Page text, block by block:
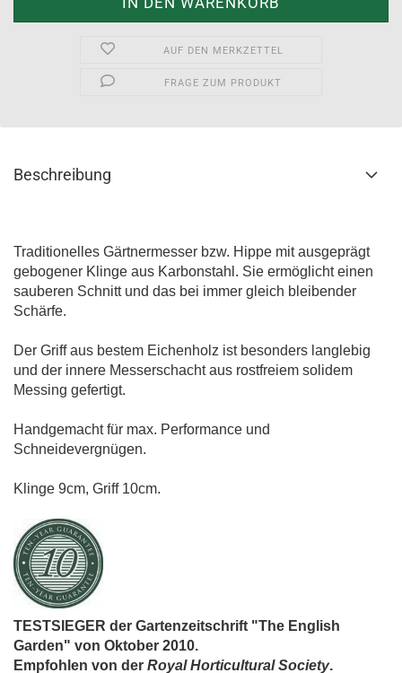
AUF DEN MERKZETTEL
FRAGE ZUM PRODUKT
Beschreibung
Traditionelles Gärtnermesser bzw. Hippe mit ausgeprägt
gebogener Klinge aus Karbonstahl. Sie ermöglicht einen
sauberen Schnitt und das bei immer gleich bleibender
Schärfe.
Der Griff aus bestem Eichenholz ist besonders langlebig
und der innere Messerschacht aus rostfreiem solidem
Messing gefertigt.
Handgemacht für max. Performance und
Schneidevergnügen.
Klinge 9cm, Griff 10cm.
TESTSIEGER der Gartenzeitschrift "The English
Garden" von Oktober 2010.
Empfohlen von der Royal Horticultural Society.